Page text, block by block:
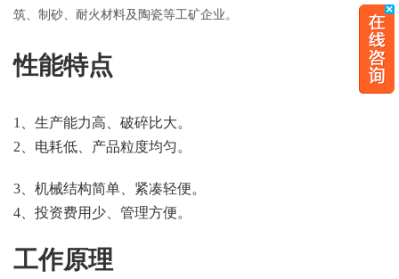
筑、制砂、耐火材料及陶瓷等工矿企业。
性能特点
1、生产能力高、破碎比大。
2、电耗低、产品粒度均匀。
3、机械结构简单、紧凑轻便。
4、投资费用少、管理方便。
工作原理